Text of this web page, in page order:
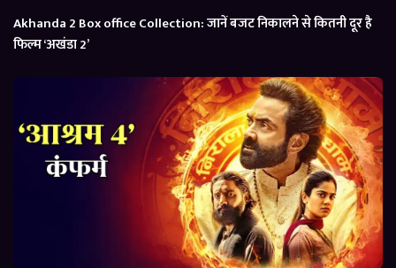
Akhanda 2 Box office Collection: जानें बजट निकालने से कितनी दूर है
फिल्म ‘अखंडा 2’